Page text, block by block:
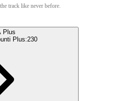
track like never before.
Plus
Plus:230